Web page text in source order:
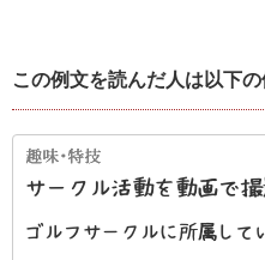
この例文を読んだ人は以下
サークル活動を動画で
ゴルフサークルに所属して